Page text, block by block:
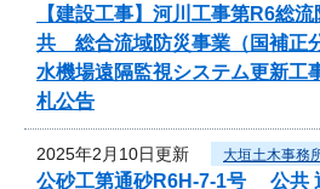
【建設工事】河川工事第R6総
共 総合流域防災事業（国補正
水機場遠隔監視システム更新工
札公告
2025年2月10日更新 大垣土木事務
公砂工第通砂R6H-7-1号 公共